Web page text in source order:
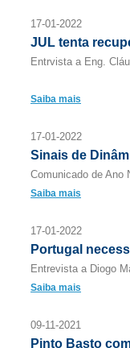
17-01-2022
JUL tenta
Entrvista a Eng.
Saiba mais
17-01-2022
Sinais de
Comunicado de Ano
Saiba mais
17-01-2022
Portugal
Entrevista a Diogo
Saiba mais
09-11-2021
Pinto Basto